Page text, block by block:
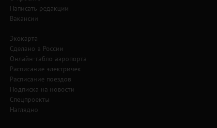
Написать редакции
Вакансии
Экокарта
Сделано в России
Онлайн-табло аэропорта
Расписание электричек
Расписание поездов
Подписка на новости
Спецпроекты
Наглядно